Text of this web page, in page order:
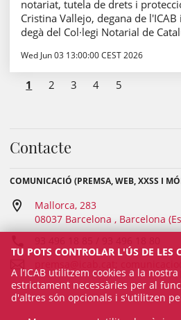
notariat, tutela de drets i
Cristina Vallejo, degana de
degà del Col·legi Notarial de
Wed Jun 03 13:00:00 CEST 2026
1 2 3 4 5
Contacte
COMUNICACIÓ (PREMSA, WEB, XXSS I
Mallorca, 283
08037 Barcelona , Barcelona
TU POTS CONTROLAR L'ÚS DE LES
A l’ICAB utilitzem cookies a la
estrictament necessàries per al
d'altres són opcionals i s'utilitzen